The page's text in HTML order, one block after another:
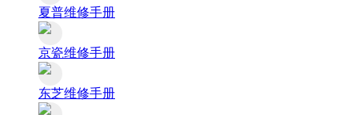
夏普维修手册
京瓷维修手册
东芝维修手册